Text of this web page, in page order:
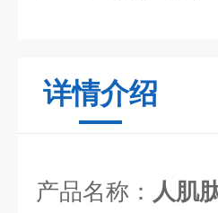
详情介绍
产品名称： 人肌